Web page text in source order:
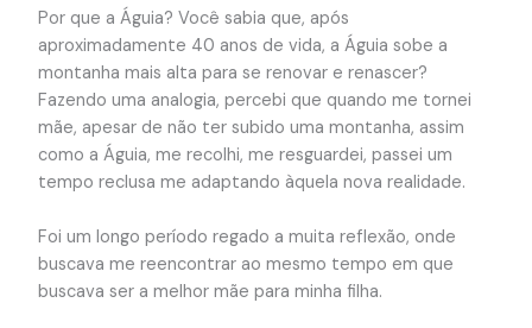
Por que a Águia? Você sabia que, após
aproximadamente 40 anos de vida, a Águia sobe a
montanha mais alta para se renovar e renascer?
Fazendo uma analogia, percebi que quando me tornei
mãe, apesar de não ter subido uma montanha, assim
como a Águia, me recolhi, me resguardei, passei um
tempo reclusa me adaptando àquela nova realidade.
Foi um longo período regado a muita reflexão, onde
buscava me reencontrar ao mesmo tempo em que
buscava ser a melhor mãe para minha filha.